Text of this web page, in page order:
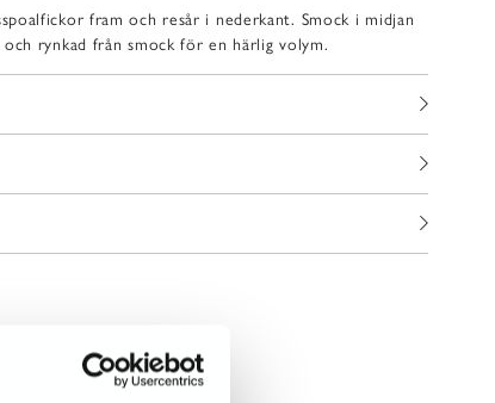
fram och resår i nederkant. Smock i midjan
rynkad från smock för en härlig volym.